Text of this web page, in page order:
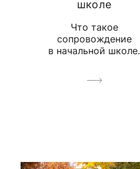
школе
Что такое
сопровождение
в начальной школе.